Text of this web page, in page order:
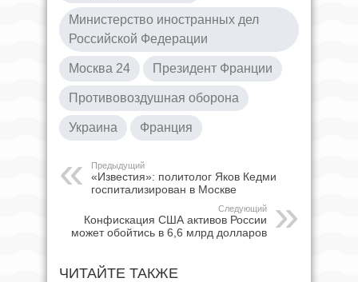
Министерство иностранных дел
Российской Федерации
Москва 24 Президент Франции
Противовоздушная оборона
Украина Франция
Предыдущий
«Известия»: политолог Яков Кедми
госпитализирован в Москве
Следующий
Конфискация США активов России
может обойтись в 6,6 млрд долларов
ЧИТАЙТЕ ТАКЖЕ